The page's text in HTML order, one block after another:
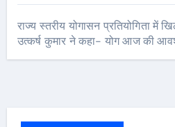
राज्य स्तरीय योगासन प्रतियोगिता में
उत्कर्ष कुमार ने कहा- योग आज की